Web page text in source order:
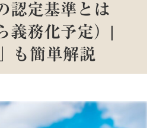
認定基準とは
義務化予定）|
も簡単解説